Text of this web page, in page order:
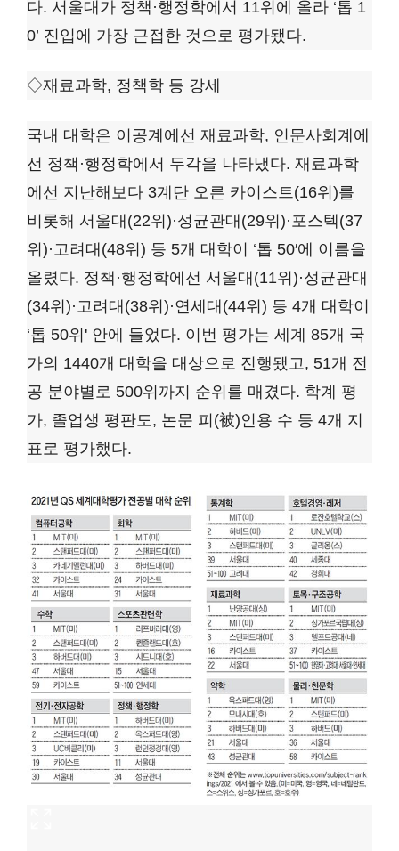
다. 서울대가 정책·행정학에서 11위에 올라 ‘톱 1
0’ 진입에 가장 근접한 것으로 평가됐다.
◇재료과학, 정책학 등 강세
국내 대학은 이공계에선 재료과학, 인문사회계에
선 정책·행정학에서 두각을 나타냈다. 재료과학
에선 지난해보다 3계단 오른 카이스트(16위)를
비롯해 서울대(22위)·성균관대(29위)·포스텍(37
위)·고려대(48위) 등 5개 대학이 ‘톱 50′에 이름을
올렸다. 정책·행정학에선 서울대(11위)·성균관대
(34위)·고려대(38위)·연세대(44위) 등 4개 대학이
‘톱 50위' 안에 들었다. 이번 평가는 세계 85개 국
가의 1440개 대학을 대상으로 진행됐고, 51개 전
공 분야별로 500위까지 순위를 매겼다. 학계 평
가, 졸업생 평판도, 논문 피(被)인용 수 등 4개 지
표로 평가했다.